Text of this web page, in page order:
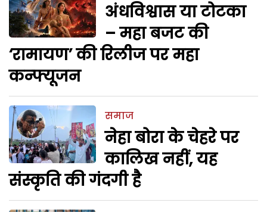
अंधविश्वास या टोटका
– महा बजट की
‘रामायण’ की रिलीज पर महा
कन्फ्यूजन
समाज
नेहा बोरा के चेहरे पर
कालिख नहीं, यह
संस्कृति की गंदगी है